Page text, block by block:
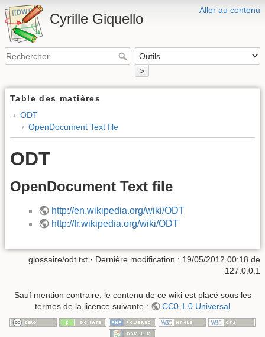
Aller au contenu
Cyrille Giquello
>
Table des matières
ODT
OpenDocument Text file
ODT
OpenDocument Text file
http://en.wikipedia.org/wiki/ODT
http://fr.wikipedia.org/wiki/ODT
glossaire/odt.txt · Dernière modification : 19/05/2012 00:18 de
127.0.0.1
Sauf mention contraire, le contenu de ce wiki est placé sous les
termes de la licence suivante :
CC0 1.0 Universal